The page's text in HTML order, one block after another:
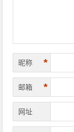
昵称 *
邮箱 *
网址